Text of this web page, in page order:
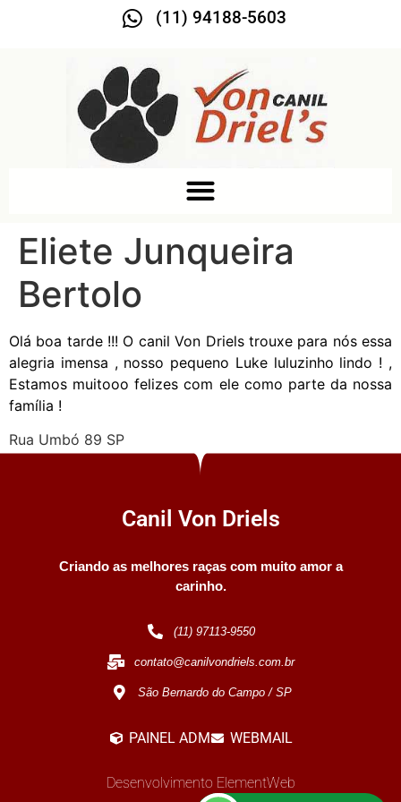
(11) 94188-5603
Eliete Junqueira
Bertolo
Olá boa tarde !!! O canil Von Driels trouxe para nós essa
alegria imensa , nosso pequeno Luke luluzinho lindo ! ,
Estamos muitooo felizes com ele como parte da nossa
família !
Rua Umbó 89 SP
Canil Von Driels
Criando as melhores raças com muito amor a
carinho.
(11) 97113-9550
contato@canilvondriels.com.br
São Bernardo do Campo / SP
PAINEL ADM WEBMAIL
Desenvolvimento ElementWeb